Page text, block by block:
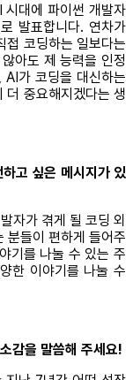
시대에 파이썬 개발자
발표합니다. 연차가
접 코딩하는 일보다는
아도 제 능력을 인정
가 코딩을 대신하는
더 중요해지겠다는 생
고 싶은 메시지가 있
자가 겪게 될 코딩 외
분들이 편하게 들어주
기를 나눌 수 있는 주
한 이야기를 나눌 수
감을 말씀해 주세요!